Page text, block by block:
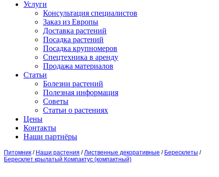
Услуги
Консультация специалистов
Заказ из Европы
Доставка растений
Посадка растений
Посадка крупномеров
Спецтехника в аренду
Продажа материалов
Статьи
Болезни растений
Полезная информация
Советы
Статьи о растениях
Цены
Контакты
Наши партнёры
Питомник / Наши растения /Лиственные декоративные / Бересклеты /
Бересклет крылатый Компактус (компактный)